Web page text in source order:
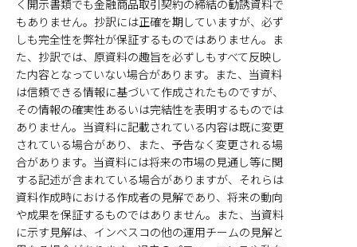
く開示書類でも金融商品取引契約の締結の勧誘資料で
もありません。抄訳には正確を期していますが、必ず
しも完全性を弊社が保証するものではありません。ま
た、抄訳では、原資料の趣旨を必ずしもすべて反映し
た内容となっていない場合があります。また、当資料
は信頼できる情報に基づいて作成されたものですが、
その情報の確実性あるいは完結性を表明するものでは
ありません。当資料に記載されている内容は既に変更
されている場合があり、また、予告なく変更される場
合があります。当資料には将来の市場の見通し等に関
する記述が含まれている場合がありますが、それらは
資料作成時における作成者の見解であり、将来の動向
や成果を保証するものではありません。また、当資料
に示す見解は、インベスコの他の運用チームの見解と